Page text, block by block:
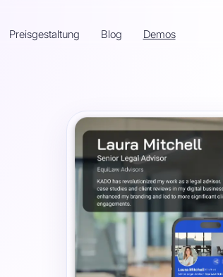
Preisgestaltung Blog Demos